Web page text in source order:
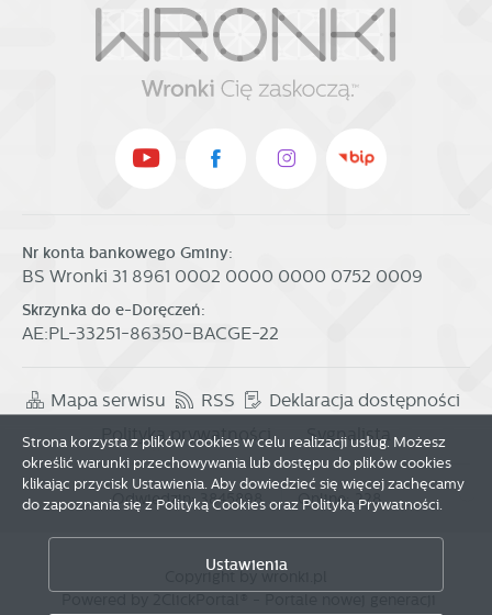
Nr konta bankowego Gminy:
BS Wronki 31 8961 0002 0000 0000 0752 0009
Skrzynka do e-Doręczeń:
AE:PL-33251-86350-BACGE-22
Mapa serwisu RSS
Deklaracja dostępności
Polityka prywatności
Sygnalista
Odwiedzin: 3845898 Online: 228
Strona korzysta z plików cookies w celu realizacji usług. Możesz
określić warunki przechowywania lub dostępu do plików cookies
klikając przycisk Ustawienia. Aby dowiedzieć się więcej zachęcamy
do zapoznania się z Polityką Cookies oraz Polityką Prywatności.
Ustawienia
Zapisz wybrane